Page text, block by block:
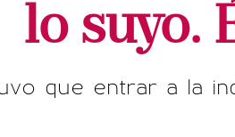
lo suyo.
que entrar a la